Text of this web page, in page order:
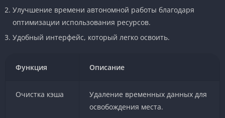
Улучшение времени автономной работы благодаря
оптимизации использования ресурсов.
Удобный интерфейс, который легко освоить.
Функция Описание
Очистка кэша
Удаление временных данных для
освобождения места.